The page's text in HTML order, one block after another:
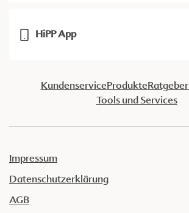
HiPP App
KundenserviceProdukteRatgeber
Tools und Services
Impressum
Datenschutzerklärung
AGB